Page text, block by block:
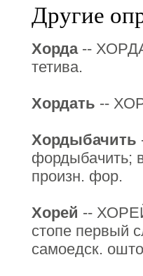
Другие
Хорда-- ХОРДА
тетива.
Хордать --
Хордыбачить
фордыбачить;
произн. фор.
Хорей --
стопе первый
самоедск.